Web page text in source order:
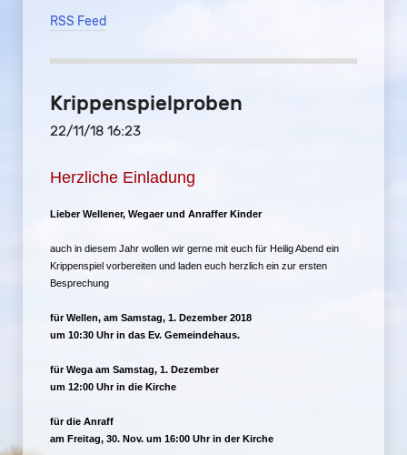
RSS Feed
Krippenspielproben
22/11/18 16:23
Herzliche Einladung
Lieber Wellener, Wegaer und Anraffer Kinder
auch in diesem Jahr wollen wir gerne mit euch für Heilig Abend ein
Krippenspiel vorbereiten und laden euch herzlich ein zur ersten
Besprechung
für Wellen, am Samstag, 1. Dezember 2018
um 10:30 Uhr in das Ev. Gemeindehaus.
für Wega am Samstag, 1. Dezember
um 12:00 Uhr in die Kirche
für die Anraff
am Freitag, 30. Nov. um 16:00 Uhr in der Kirche